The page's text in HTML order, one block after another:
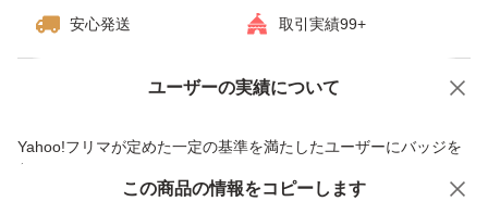
安心発送 取引実績99+
ユーザーの実績について
Yahoo!フリマが定めた一定の基準を満たしたユーザーにバッジを
付与しています
価格の相談 商品への質問
この商品の情報をコピーします
この商品をみている人にオススメ